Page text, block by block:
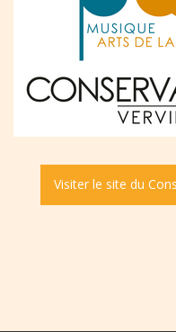
Visiter le site du